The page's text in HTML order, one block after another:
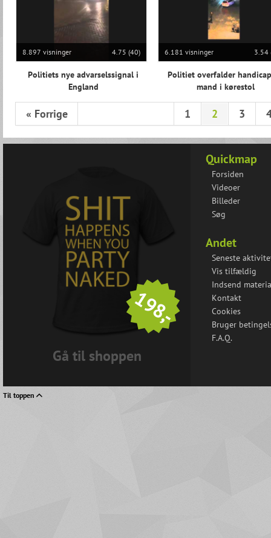
8.897 visninger 4.75 (40)
Politiets nye advarselssignal i
England
6.181 visninger 3.54
Politiet overfalder
mand i kørestol
« Forrige 1 2 3
198,-
Gå til shoppen
Quickmap
Forsiden
Videoer
Billeder
Søg
Andet
Seneste
Vis tilfældig
Indsend
Kontakt
Cookies
Bruger
F.A.Q.
Til toppen